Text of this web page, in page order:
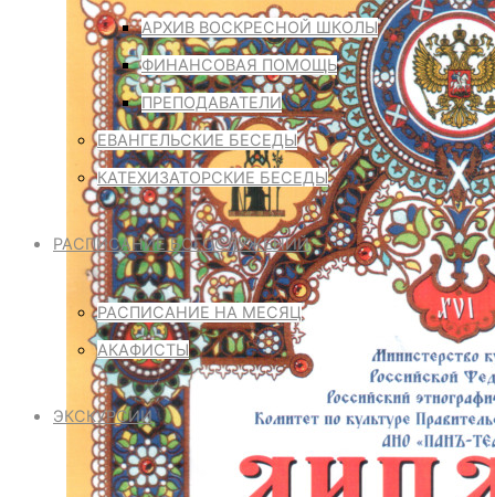
АРХИВ ВОСКРЕСНОЙ ШКОЛЫ
ФИНАНСОВАЯ ПОМОЩЬ
ПРЕПОДАВАТЕЛИ
ЕВАНГЕЛЬСКИЕ БЕСЕДЫ
КАТЕХИЗАТОРСКИЕ БЕСЕДЫ
РАСПИСАНИЕ БОГОСЛУЖЕНИЙ
РАСПИСАНИЕ НА МЕСЯЦ
АКАФИСТЫ
ЭКСКУРСИИ